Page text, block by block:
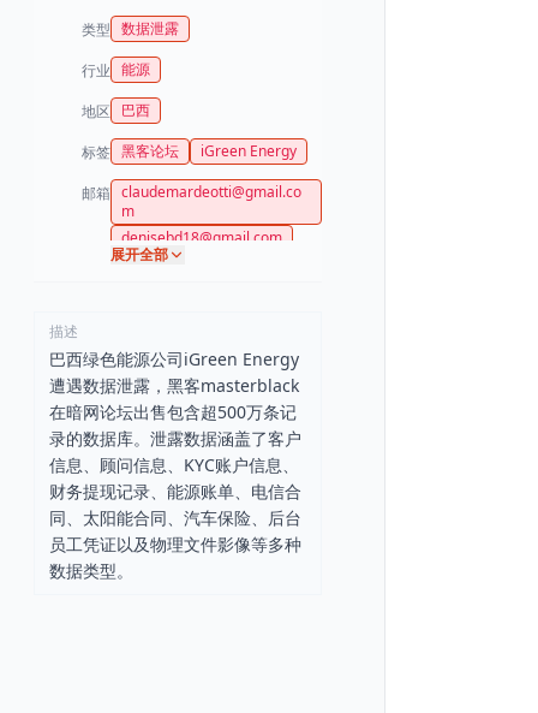
类型 数据泄露
行业 能源
地区 巴西
标签 黑客论坛 iGreen Energy
邮箱 claudemardeotti@gmail.co
m
denisebd18@gmail.com
klaudinho30@yahoo.com
marconi@hotmail.com
nobre@gmail.com
ademirt846@gmail.com
leocfilho@gmail.com
pedroenescunha@gmail.co
m
nathaliaborges731@gmail.c
om
展开全部
描述
巴西绿色能源公司iGreen Energy
遭遇数据泄露，黑客masterblack
在暗网论坛出售包含超500万条记
录的数据库。泄露数据涵盖了客户
信息、顾问信息、KYC账户信息、
财务提现记录、能源账单、电信合
同、太阳能合同、汽车保险、后台
员工凭证以及物理文件影像等多种
数据类型。